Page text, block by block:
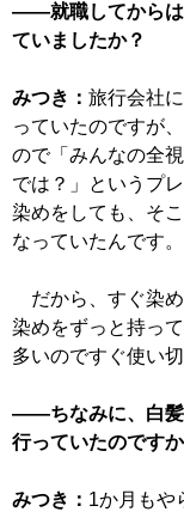
――就職してからは
ていましたか？
みつき： 旅行会社
っていたのですが
ので「みんなの全
では？」というプ
染めをしても、そ
なっていたんです。
だから、すぐ染め
染めをずっと持っ
多いのですぐ使い
――ちなみに、白髪
行っていたのです
みつき： 1か月もや